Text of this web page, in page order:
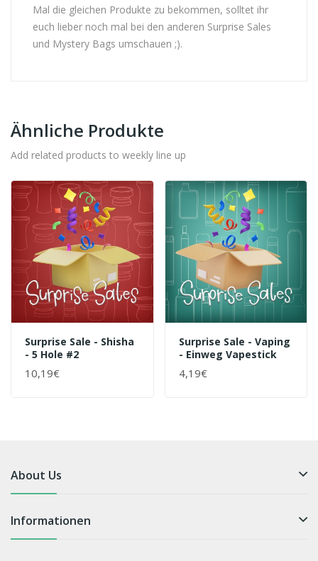
Mal die gleichen Produkte zu bekommen, solltet ihr
euch lieber noch mal bei den anderen Surprise Sales
und Mystery Bags umschauen ;).
Ähnliche Produkte
Add related products to weekly line up
Surprise Sale - Shisha
- 5 Hole #2
10,19€
Surprise Sale - Vaping
- Einweg Vapestick
4,19€
About Us
Informationen